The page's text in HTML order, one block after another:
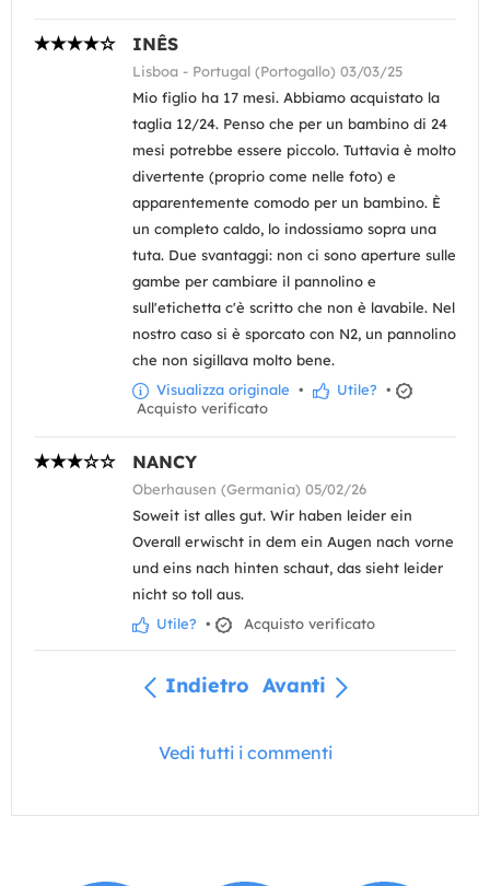
INÊS
Lisboa - Portugal (Portogallo) 03/03/25
Mio figlio ha 17 mesi. Abbiamo acquistato la
taglia 12/24. Penso che per un bambino di 24
mesi potrebbe essere piccolo. Tuttavia è molto
divertente (proprio come nelle foto) e
apparentemente comodo per un bambino. È
un completo caldo, lo indossiamo sopra una
tuta. Due svantaggi: non ci sono aperture sulle
gambe per cambiare il pannolino e
sull'etichetta c'è scritto che non è lavabile. Nel
nostro caso si è sporcato con N2, un pannolino
che non sigillava molto bene.
Visualizza originale • Utile? •
Acquisto verificato
NANCY
Oberhausen (Germania) 05/02/26
Soweit ist alles gut. Wir haben leider ein
Overall erwischt in dem ein Augen nach vorne
und eins nach hinten schaut, das sieht leider
nicht so toll aus.
Utile? • Acquisto verificato
Indietro Avanti
Vedi tutti i commenti